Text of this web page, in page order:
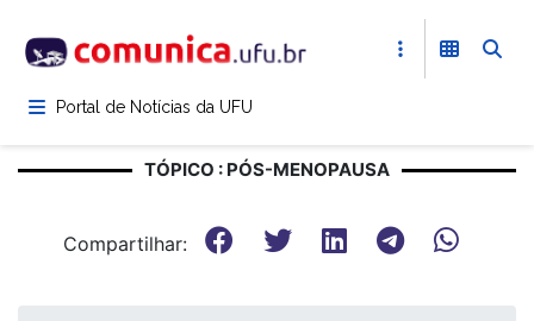
para
conteúdoPortal de Notícias da UFU
TÓPICO : PÓS-MENOPAUSA
Compartilhar: